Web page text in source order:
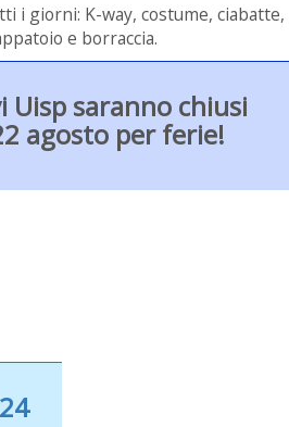
i giorni: K-way, costume, ciabatte,
e borraccia.
Uisp saranno chiusi
agosto per ferie!